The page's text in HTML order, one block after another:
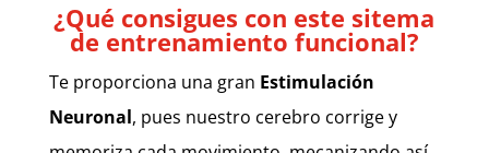
¿Qué consigues con este sitema
de entrenamiento funcional?
Te proporciona una gran Estimulación
Neuronal, pues nuestro cerebro corrige y